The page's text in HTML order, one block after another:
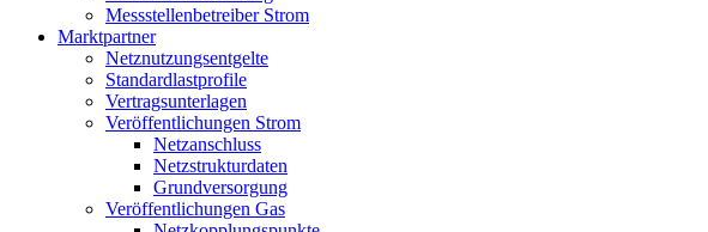
Messstellenbetreiber Strom
Marktpartner
Netznutzungsentgelte
Standardlastprofile
Vertragsunterlagen
Veröffentlichungen Strom
Netzanschluss
Netzstrukturdaten
Grundversorgung
Veröffentlichungen Gas